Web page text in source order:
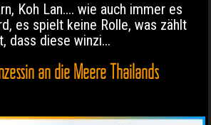
Koh Lan.... wie auch immer es
es spielt keine Rolle, was zählt
dass diese winzi...
an die Meere Thailands